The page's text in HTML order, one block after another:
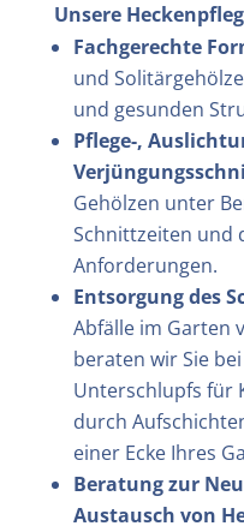
Unsere
Fachgerechte
und
und gesunden
Pflege-,
Gehölzen unter
Schnittzeiten und
Anforderungen.
Entsorgung des
Abfälle im Garten
beraten wir Sie
Unterschlupfs für
durch
einer Ecke Ihres
Beratung zur
Austausch von